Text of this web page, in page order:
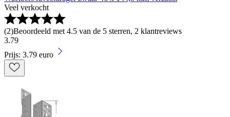
Veel verkocht
(2)Beoordeeld met 4.5 van de 5 sterren, 2 klantreviews
3.79
Prijs: 3.79 euro